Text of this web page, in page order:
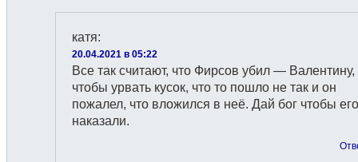
катя:
20.04.2021 в 05:22
Все так считают, что Фирсов убил — Валентину,
чтобы урвать кусок, что то пошло не так и он
пожалел, что вложился в неё. Дай бог чтобы его
наказали.